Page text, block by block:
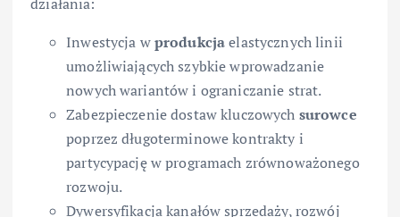
Inwestycja wprodukcjaelastycznych linii
umożliwiających szybkie wprowadzanie
nowych wariantów i ograniczanie strat.
Zabezpieczenie dostaw kluczowych surowce
poprzez długoterminowe kontrakty i
partycypację w programach zrównoważonego
rozwoju.
Dywersyfikacja kanałów sprzedaży, rozwój